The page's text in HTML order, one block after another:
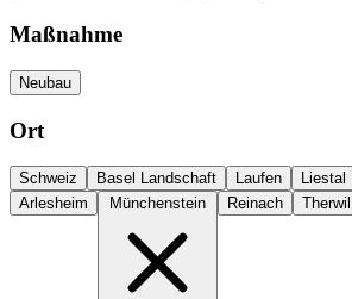
Maßnahme
Neubau
Ort
Schweiz Basel Landschaft Laufen Liestal
Arlesheim
Münchenstein Reinach Therwil